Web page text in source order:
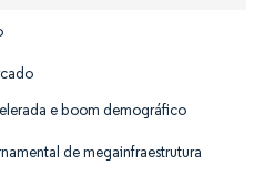
e boom demográfico
de megainfraestrutura